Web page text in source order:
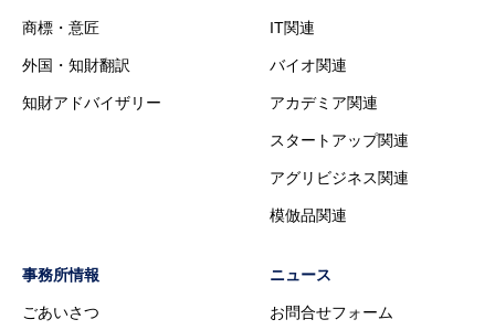
商標・意匠
外国・知財翻訳
知財アドバイザリー
IT関連
バイオ関連
アカデミア関連
スタートアップ関連
アグリビジネス関連
模倣品関連
事務所情報
ごあいさつ
ニュース
お問合せフォーム